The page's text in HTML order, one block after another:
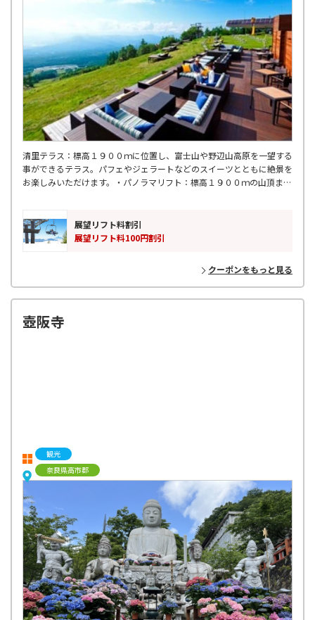
清里テラス：標高１９００ｍに位置し、富士山や野辺山高原を一望する
事ができるテラス。パフェやジェラートなどのスイーツとともに絶景を
お楽しみいただけます。・パノラマリフト：標高１９００ｍの山頂まで
展望リフト料割引
展望リフト料100円割引
クーポンをもっと見る
壺阪寺
観光
奈良県高市郡